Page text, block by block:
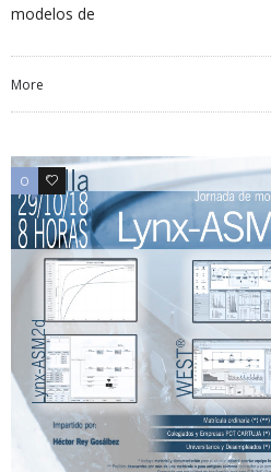
modelos de
More
0 0